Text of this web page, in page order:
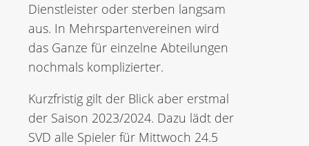
Dienstleister oder sterben langsam
aus. In Mehrspartenvereinen wird
das Ganze für einzelne Abteilungen
nochmals komplizierter.
Kurzfristig gilt der Blick aber erstmal
der Saison 2023/2024. Dazu lädt der
SVD alle Spieler für Mittwoch 24.5